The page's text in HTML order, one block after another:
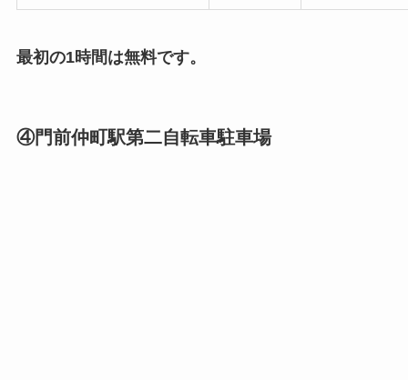
最初の1時間は無料です。
④門前仲町駅第二自転車駐車場